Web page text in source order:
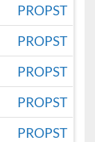
PROPST
PROPST
PROPST
PROPST
PROPST